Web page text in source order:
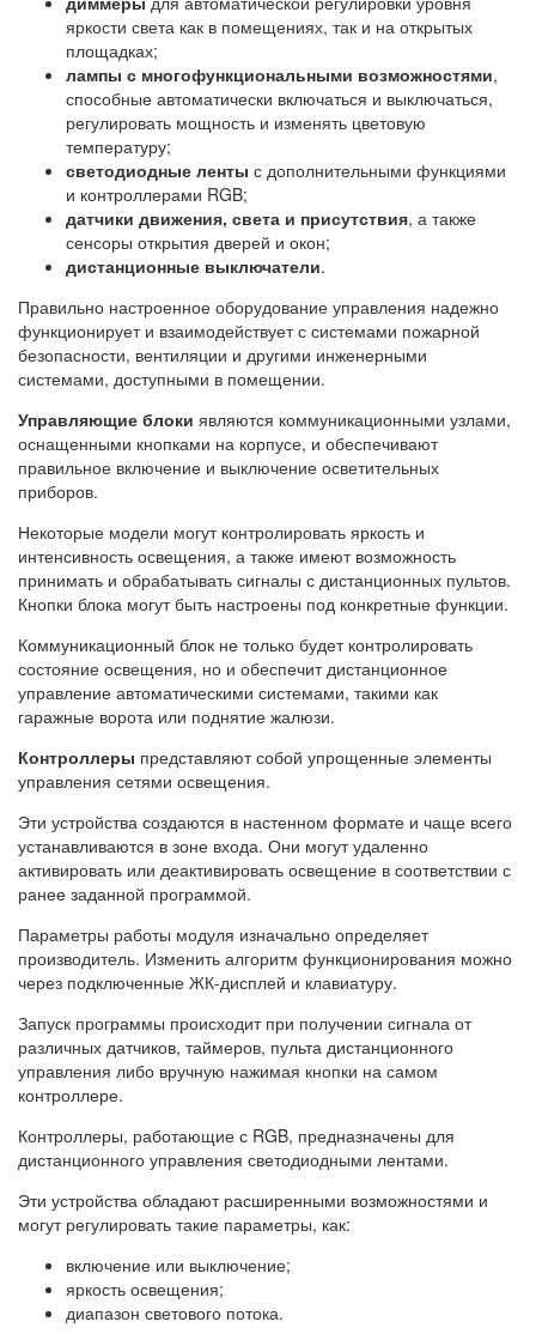
яркости света как в помещениях, так и на открытых
площадках;
лампы с многофункциональными возможностями,
способные автоматически включаться и выключаться,
регулировать мощность и изменять цветовую
температуру;
светодиодные ленты с дополнительными функциями
и контроллерами RGB;
датчики движения, света и присутствия, а также
сенсоры открытия дверей и окон;
дистанционные выключатели.
Правильно настроенное оборудование управления надежно
функционирует и взаимодействует с системами пожарной
безопасности, вентиляции и другими инженерными
системами, доступными в помещении.
Управляющие блоки являются коммуникационными узлами,
оснащенными кнопками на корпусе, и обеспечивают
правильное включение и выключение осветительных
приборов.
Некоторые модели могут контролировать яркость и
интенсивность освещения, а также имеют возможность
принимать и обрабатывать сигналы с дистанционных пультов.
Кнопки блока могут быть настроены под конкретные функции.
Коммуникационный блок не только будет контролировать
состояние освещения, но и обеспечит дистанционное
управление автоматическими системами, такими как
гаражные ворота или поднятие жалюзи.
Контроллеры представляют собой упрощенные элементы
управления сетями освещения.
Эти устройства создаются в настенном формате и чаще всего
устанавливаются в зоне входа. Они могут удаленно
активировать или деактивировать освещение в соответствии с
ранее заданной программой.
Параметры работы модуля изначально определяет
производитель. Изменить алгоритм функционирования можно
через подключенные ЖК-дисплей и клавиатуру.
Запуск программы происходит при получении сигнала от
различных датчиков, таймеров, пульта дистанционного
управления либо вручную нажимая кнопки на самом
контроллере.
Контроллеры, работающие с RGB, предназначены для
дистанционного управления светодиодными лентами.
Эти устройства обладают расширенными возможностями и
могут регулировать такие параметры, как:
включение или выключение;
яркость освещения;
диапазон светового потока.